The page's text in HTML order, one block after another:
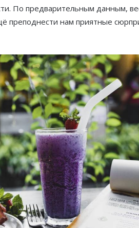
По предварительным данным,
преподнести нам приятные